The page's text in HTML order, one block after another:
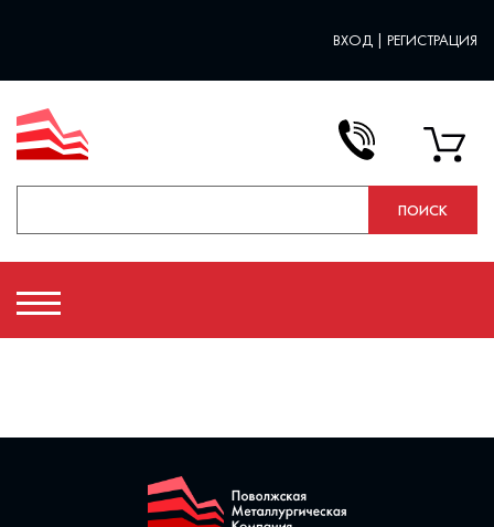
ВХОД | РЕГИСТРАЦИЯ